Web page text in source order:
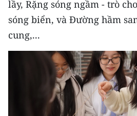
lầy, Rặng sóng ngầm - trò
sóng biển, và Đường hầm
cung,...